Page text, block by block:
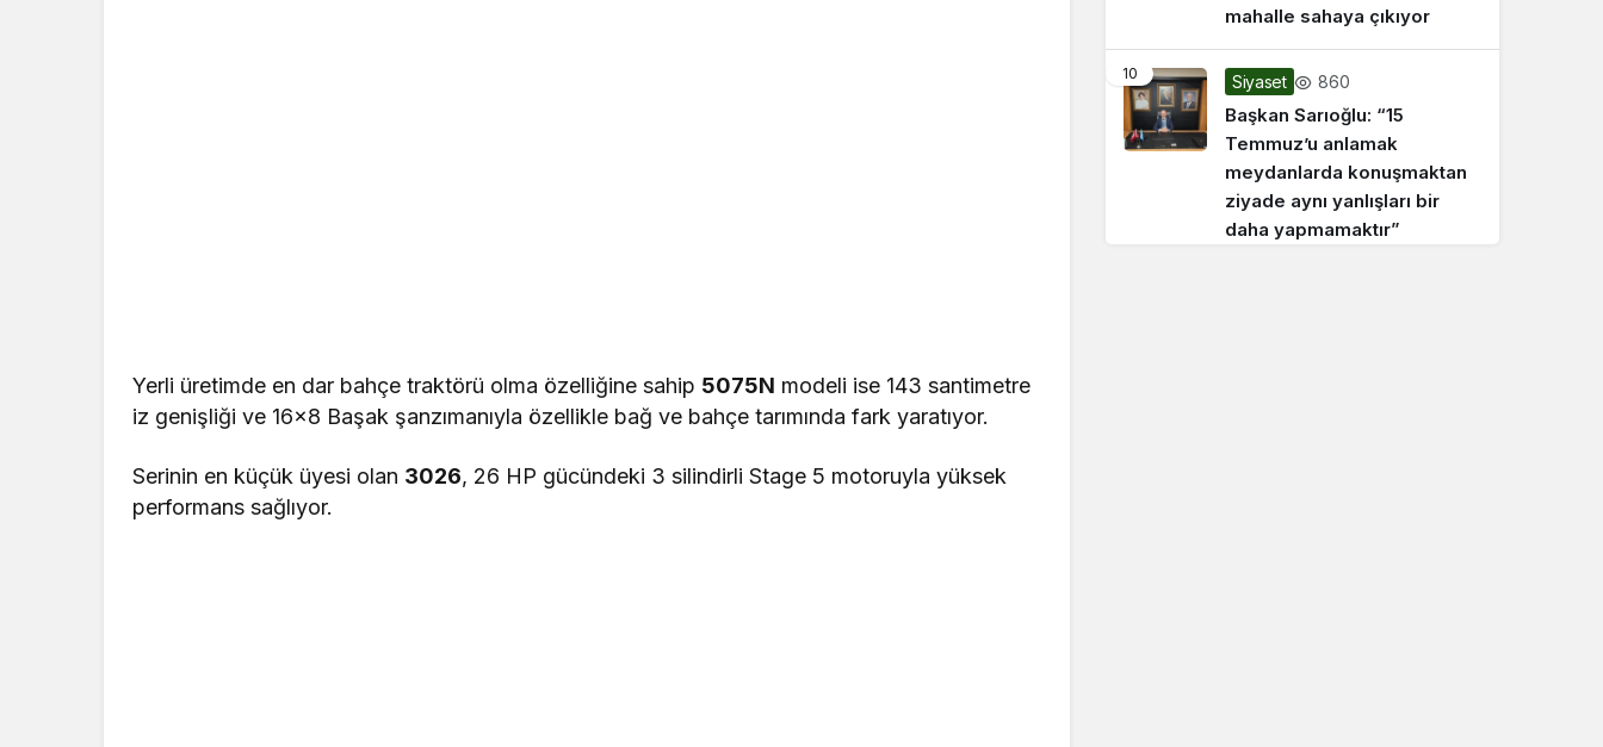
Yerli üretimde en dar bahçe traktörü olma özelliğine sahip 5075N modeli ise 143 santimetre
iz genişliği ve 16×8 Başak şanzımanıyla özellikle bağ ve bahçe tarımında fark yaratıyor.
Serinin en küçük üyesi olan 3026, 26 HP gücündeki 3 silindirli Stage 5 motoruyla yüksek
performans sağlıyor.
mahalle sahaya çıkıyor
10 Siyaset 860
Başkan Sarıoğlu: “15
Temmuz’u anlamak
meydanlarda konuşmaktan
ziyade aynı yanlışları bir
daha yapmamaktır”